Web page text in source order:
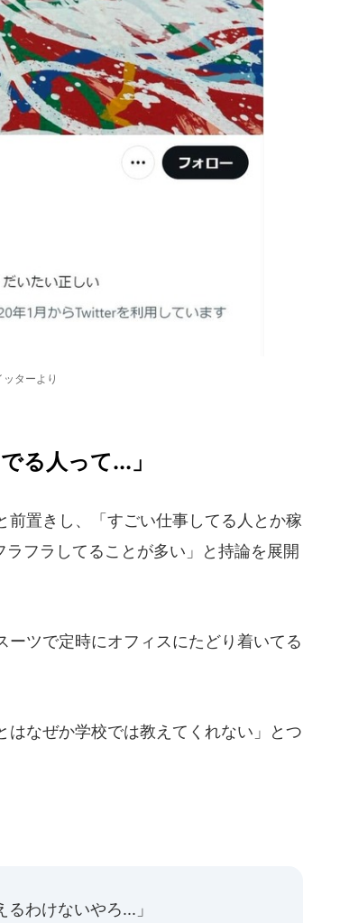
ターより
る人って...」
置きし、「すごい仕事してる人とか稼
フラしてることが多い」と持論を展開
ツで定時にオフィスにたどり着いてる
なぜか学校では教えてくれない」とつ
わけないやろ...」